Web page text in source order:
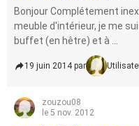
Bonjour Complétement
meuble d'intérieur, je me
buffet (en hêtre) et à ...
19 juin 2014 par
zouzou08
le 5 nov. 2012